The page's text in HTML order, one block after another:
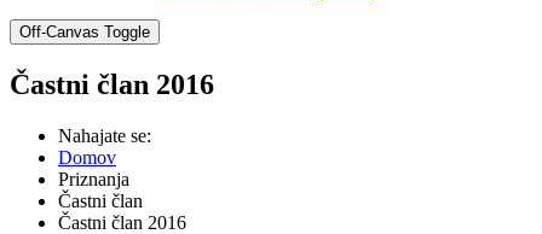
Off-Canvas Toggle
Častni član 2016
Nahajate se:
Domov
Priznanja
Častni član
Častni član 2016